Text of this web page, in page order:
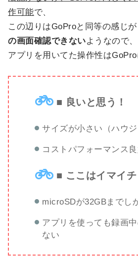
作可能で、
この辺りはGoProと同等の感じ
の画面確認できないようなので、
アプリを用いてた操作性はGoPro
■ 良いと思う！
サイズが小さい（ハウジ
コストパフォーマンス
■ ここはイマイチ
microSDが32GBまでし
アプリを使っても録画
ない